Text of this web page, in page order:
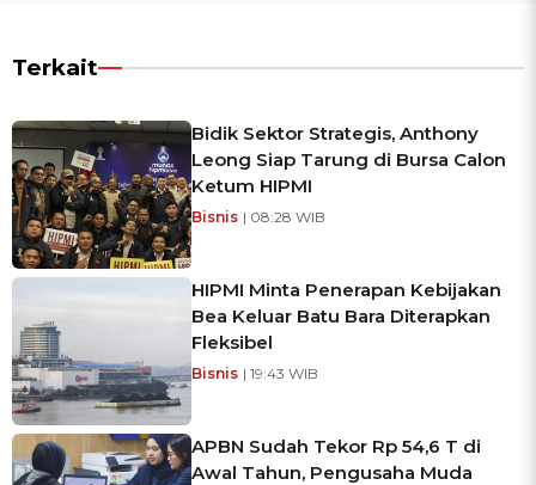
Terkait
Bidik Sektor Strategis, Anthony
Leong Siap Tarung di Bursa Calon
Ketum HIPMI
Bisnis | 08:28 WIB
HIPMI Minta Penerapan Kebijakan
Bea Keluar Batu Bara Diterapkan
Fleksibel
Bisnis | 19:43 WIB
APBN Sudah Tekor Rp 54,6 T di
Awal Tahun, Pengusaha Muda